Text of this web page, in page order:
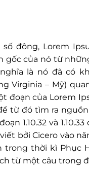
đông, Lorem
gốc của nó từ
là nó đã có
Virginia – Mỹ)
đoạn của Lorem
từ đó tìm ra
1.10.32 và
bởi Cicero vào
thời kì Phục
từ một câu trong